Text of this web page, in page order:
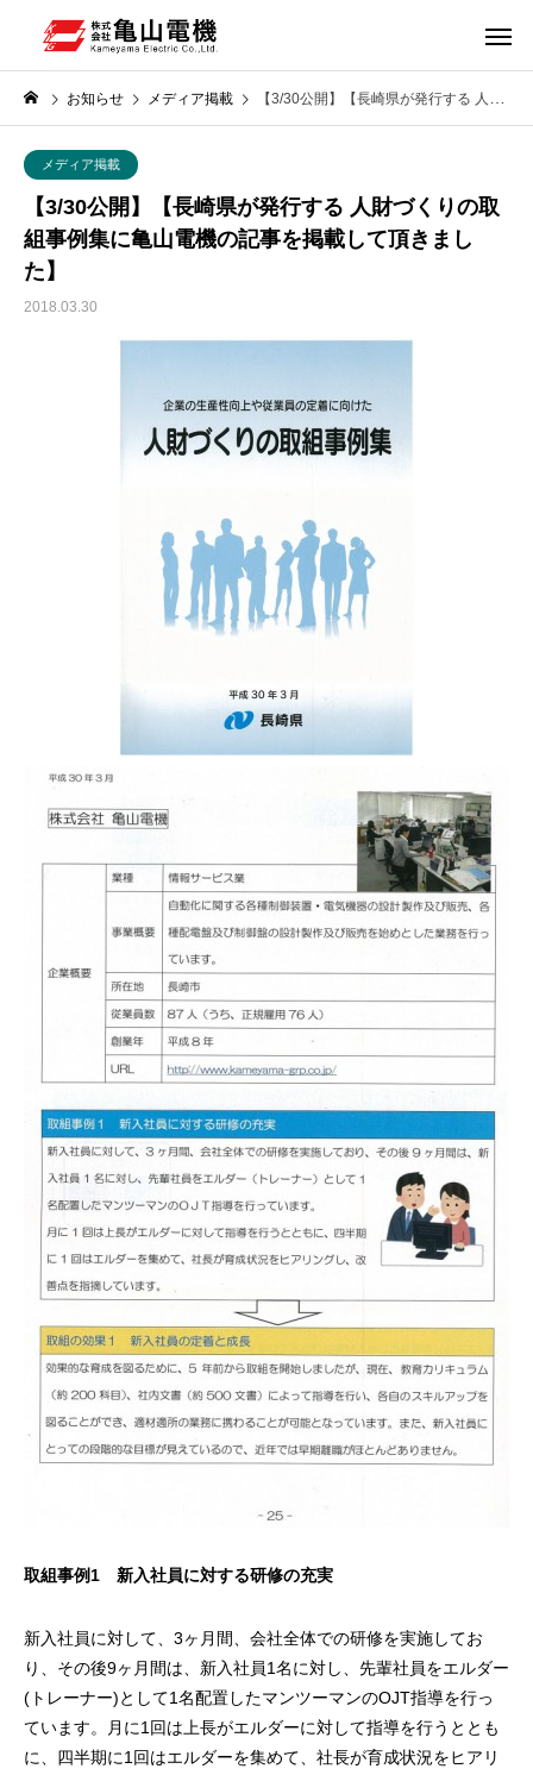
お知らせ メディア掲載 【3/30公開】【長崎県が発行する 人財づくりの取組事例集に亀山電機の記事を掲載して頂きました】
メディア掲載
【3/30公開】【長崎県が発行する 人財づくりの取
組事例集に亀山電機の記事を掲載して頂きまし
た】
2018.03.30
取組事例1 新入社員に対する研修の充実
新入社員に対して、3ヶ月間、会社全体での研修を実施してお
り、その後9ヶ月間は、新入社員1名に対し、先輩社員をエルダー
(トレーナー)として1名配置したマンツーマンのOJT指導を行っ
ています。月に1回は上長がエルダーに対して指導を行うととも
に、四半期に1回はエルダーを集めて、社長が育成状況をヒアリ